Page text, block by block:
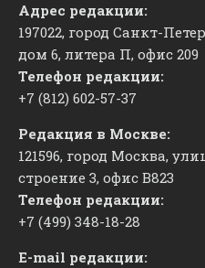
Адрес редакции:
197022, город Санкт-
дом 6, литера П, офис 209
Телефон редакции:
+7 (812) 602-57-37
Редакция в Москве:
121596, город Москва,
строение 3, офис ​В823
Телефон редакции:
+7 (499) 348-18-28
E-mail редакции: